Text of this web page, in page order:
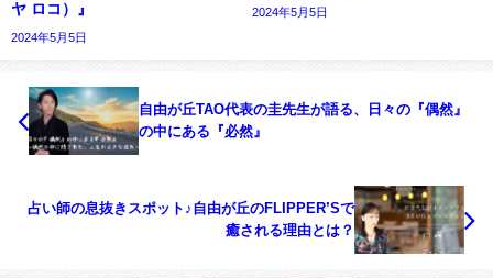
ヤ ロコ）』
2024年5月5日
2024年5月5日
自由が丘TAO代表の圭先生が語る、日々の『偶然』
の中にある『必然』
占い師の息抜きスポット♪自由が丘のFLIPPER’Sで
癒される理由とは？